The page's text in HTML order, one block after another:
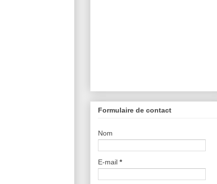
Formulaire de contact
Nom
E-mail *